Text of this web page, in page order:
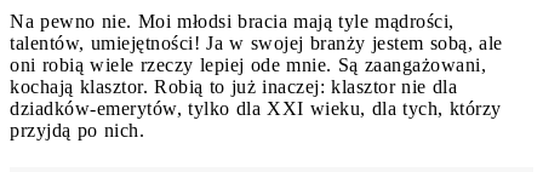
Na pewno nie. Moi młodsi bracia mają tyle mądrości,
talentów, umiejętności! Ja w swojej branży jestem sobą, ale
oni robią wiele rzeczy lepiej ode mnie. Są zaangażowani,
kochają klasztor. Robią to już inaczej: klasztor nie dla
dziadków-emerytów, tylko dla XXI wieku, dla tych, którzy
przyjdą po nich.